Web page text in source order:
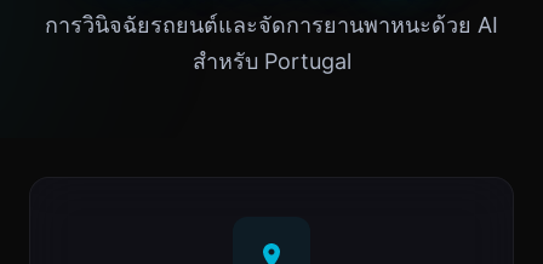
การวินิจฉัยรถยนต์และจัดการยานพาหนะด้วย AI
สำหรับ Portugal